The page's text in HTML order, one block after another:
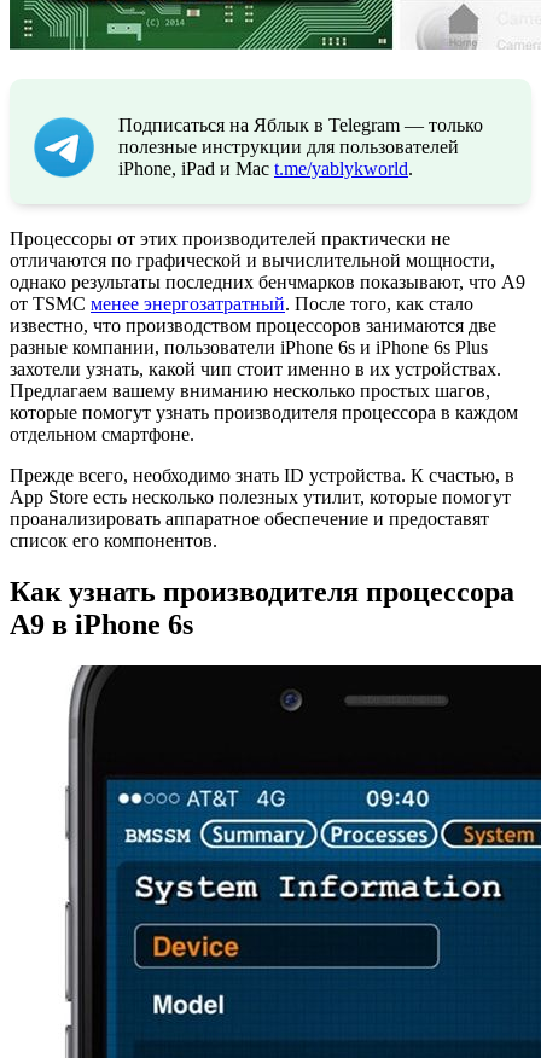
Подписаться на Яблык в Telegram — только
полезные инструкции для пользователей
iPhone, iPad и Mac t.me/yablykworld.
Процессоры от этих производителей практически не
отличаются по графической и вычислительной мощности,
однако результаты последних бенчмарков показывают, что A9
от TSMC менее энергозатратный. После того, как стало
известно, что производством процессоров занимаются две
разные компании, пользователи iPhone 6s и iPhone 6s Plus
захотели узнать, какой чип стоит именно в их устройствах.
Предлагаем вашему вниманию несколько простых шагов,
которые помогут узнать производителя процессора в каждом
отдельном смартфоне.
Прежде всего, необходимо знать ID устройства. К счастью, в
App Store есть несколько полезных утилит, которые помогут
проанализировать аппаратное обеспечение и предоставят
список его компонентов.
Как узнать производителя процессора
A9 в iPhone 6s